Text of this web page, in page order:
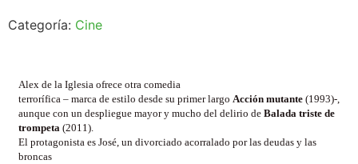
Categoría: Cine
Alex de la Iglesia ofrece otra comedia
terrorífica – marca de estilo desde su primer largo Acción mutante (1993)-,
aunque con un despliegue mayor y mucho del delirio de Balada triste de
trompeta (2011).
El protagonista es José, un divorciado acorralado por las deudas y las
broncas